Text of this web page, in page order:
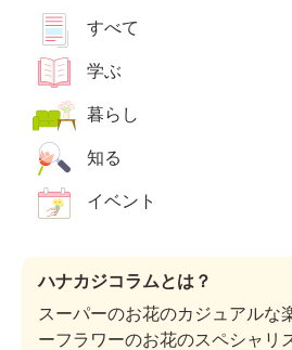
すべて
学ぶ
暮らし
知る
イベント
ハナカジコラムとは？
スーパーのお花のカジュアルな
ーフラワーのお花のスペシャリ